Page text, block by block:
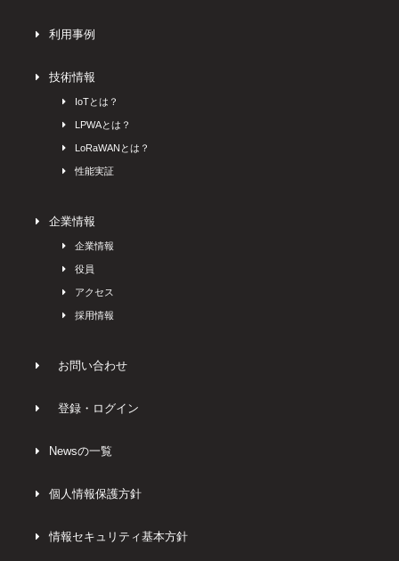
利用事例
技術情報
IoTとは？
LPWAとは？
LoRaWANとは？
性能実証
企業情報
企業情報
役員
アクセス
採用情報
お問い合わせ
登録・ログイン
Newsの一覧
個人情報保護方針
情報セキュリティ基本方針